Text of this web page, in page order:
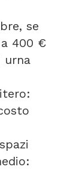
se
400 €
urna